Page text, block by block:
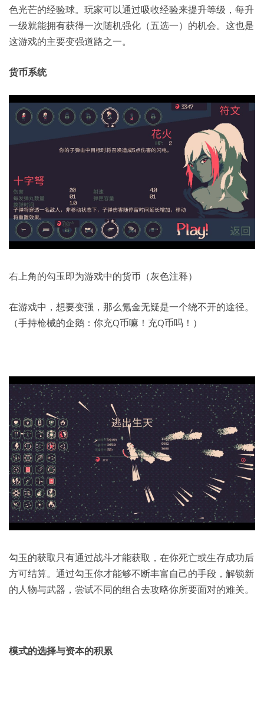
色光芒的经验球。玩家可以通过吸收经验来提升等级，每升
一级就能拥有获得一次随机强化（五选一）的机会。这也是
这游戏的主要变强道路之一。
货币系统
右上角的勾玉即为游戏中的货币（灰色注释）
在游戏中，想要变强，那么氪金无疑是一个绕不开的途径。
（手持枪械的企鹅：你充Q币嘛！充Q币吗！）
勾玉的获取只有通过战斗才能获取，在你死亡或生存成功后
方可结算。通过勾玉你才能够不断丰富自己的手段，解锁新
的人物与武器，尝试不同的组合去攻略你所要面对的难关。
模式的选择与资本的积累